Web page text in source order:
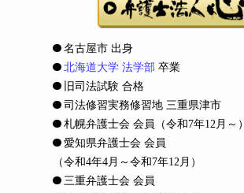
名古屋市 出身
北海道大学 法学部 卒業
旧司法試験 合格
司法修習実務修習地 三重県津市
札幌弁護士会 会員
（令和7年12月～）
愛知県弁護士会 会員
（令和4年4月～令和7年12月）
三重弁護士会 会員